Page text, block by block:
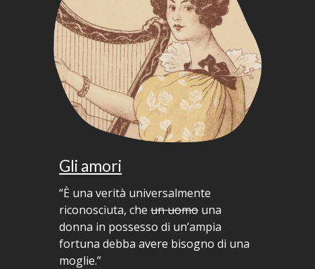
Gli amori
“È una verità universalmente
riconosciuta, cheun uomouna
donna in possesso di un’ampia
fortuna debba avere bisogno di una
moglie.”